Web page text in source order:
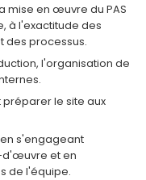
mise en œuvre du PAS
à l'exactitude des
des processus.
l'organisation de
le site aux
s'engageant
d'œuvre et en
de l'équipe.